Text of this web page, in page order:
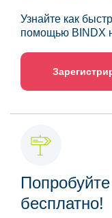
Узнайте как
помощью BINDX
бесплатно!